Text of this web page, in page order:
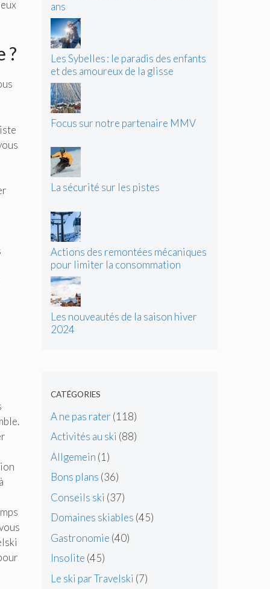
?
ans
Les Sybelles : le paradis des enfants
et des amoureux de la glisse
Focus sur notre partenaire MMV
La sécurité sur les pistes
Actions des remontées mécaniques
pour limiter la consommation
d’énergie
Les nouveautés de la saison hiver
2024
CATÉGORIES
A ne pas rater (118)
Activités au ski (88)
Allgemein (1)
Bons plans (36)
Conseils ski (37)
Domaines skiables (45)
Gastronomie (40)
Insolite (45)
Le ski par Travelski (7)